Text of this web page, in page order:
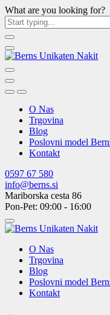
What are you looking for?
O Nas
Trgovina
Blog
Poslovni model
Kontakt
0597 67 580
info@berns.si
Mariborska cesta 86
Pon-Pet: 09:00 - 16:00
O Nas
Trgovina
Blog
Poslovni model
Kontakt